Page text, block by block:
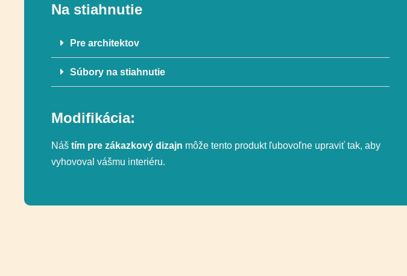
Na stiahnutie
Pre architektov
Súbory na stiahnutie
Modifikácia:
Náš tím pre zákazkový dizajn môže tento produkt ľubovoľne upraviť tak, aby
vyhovoval vášmu interiéru.